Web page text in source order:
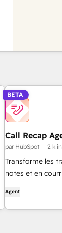
BETA
Call Recap
par HubSpot 2 k
Transforme les
notes et en
Agent